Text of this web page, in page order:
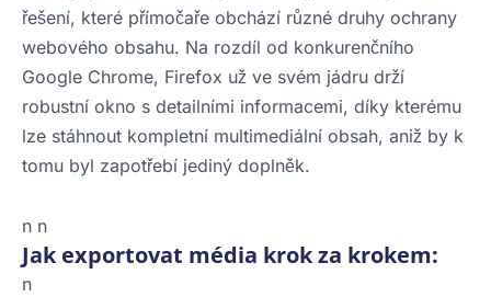
řešení, které přímočaře obchází různé druhy ochrany
webového obsahu. Na rozdíl od konkurenčního
Google Chrome, Firefox už ve svém jádru drží
robustní okno s detailními informacemi, díky kterému
lze stáhnout kompletní multimediální obsah, aniž by k
tomu byl zapotřebí jediný doplněk.
n n
Jak exportovat média krok za krokem:
n